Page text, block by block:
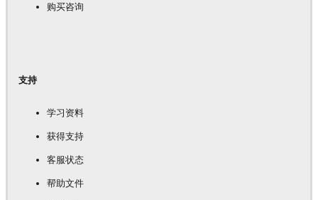
购买咨询
支持
学习资料
获得支持
客服状态
帮助文件